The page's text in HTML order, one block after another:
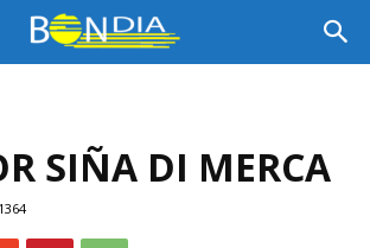
SIÑA DI MERCA
1364